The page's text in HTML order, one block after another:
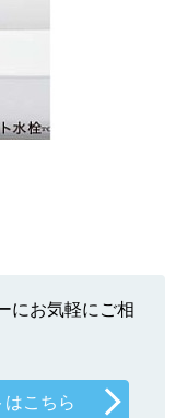
にお気軽にご相
こちら